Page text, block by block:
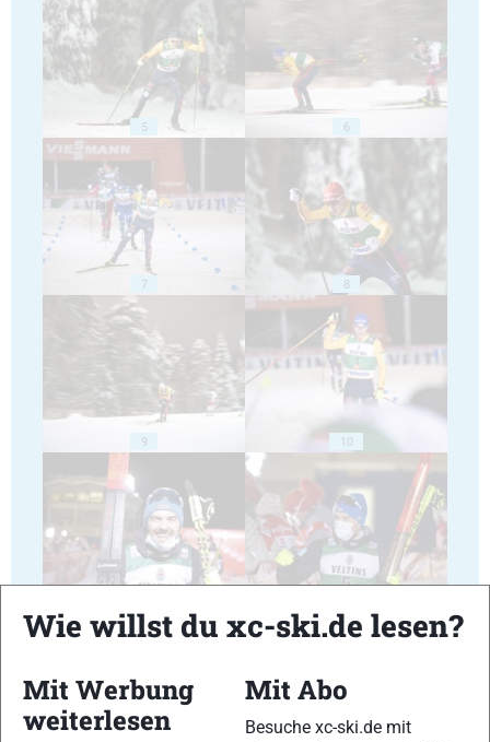
5 6
7 8
9 10
Wie willst du xc-ski.de lesen?
Mit Werbung
weiterlesen
Mit Abo
Besuche xc-ski.de mit